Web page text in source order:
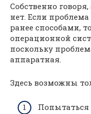
Собственно
нет. Если
ранее способами,
операционной
поскольку
аппаратная.
Здесь возможны
Попытаться